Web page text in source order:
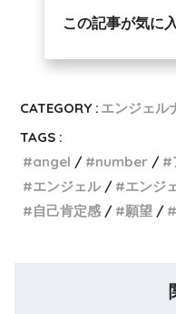
この記事が気に
CATEGORY : エンジェル
TAGS :
angel
number
エンジェル
エンジ
自己肯定感
願望